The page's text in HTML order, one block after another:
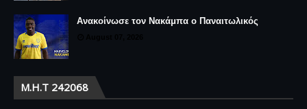
Ανακοίνωσε τον Νακάμπα ο Παναιτωλικός
Μ.Η.Τ 242068